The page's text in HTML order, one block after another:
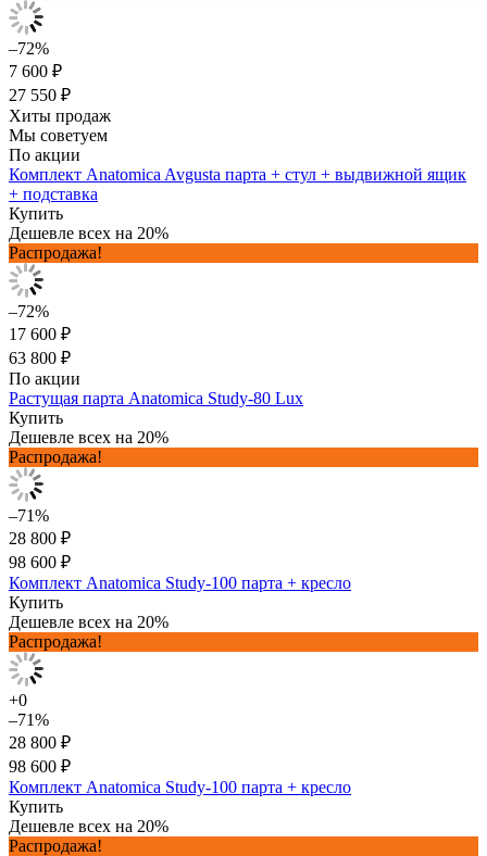
–72%
7 600 ₽
27 550 ₽
Хиты продаж
Мы советуем
По акции
Комплект Anatomica Avgusta парта + стул + выдвижной ящик
+ подставка
Купить
Дешевле всех на 20%
Распродажа!
–72%
17 600 ₽
63 800 ₽
По акции
Растущая парта Anatomica Study-80 Lux
Купить
Дешевле всех на 20%
Распродажа!
–71%
28 800 ₽
98 600 ₽
Комплект Anatomica Study-100 парта + кресло
Купить
Дешевле всех на 20%
Распродажа!
+0
–71%
28 800 ₽
98 600 ₽
Комплект Anatomica Study-100 парта + кресло
Купить
Дешевле всех на 20%
Распродажа!